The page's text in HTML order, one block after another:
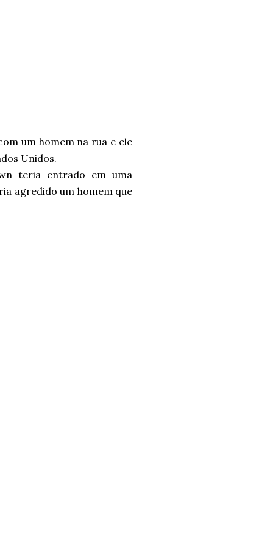
um homem na rua e ele
Unidos.
teria entrado em uma
agredido um homem que